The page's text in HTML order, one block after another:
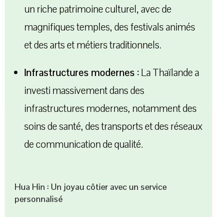
un riche patrimoine culturel, avec de
magnifiques temples, des festivals animés
et des arts et métiers traditionnels.
Infrastructures modernes :La Thaïlande a
investi massivement dans des
infrastructures modernes, notamment des
soins de santé, des transports et des réseaux
de communication de qualité.
Hua Hin : Un joyau côtier avec un service
personnalisé